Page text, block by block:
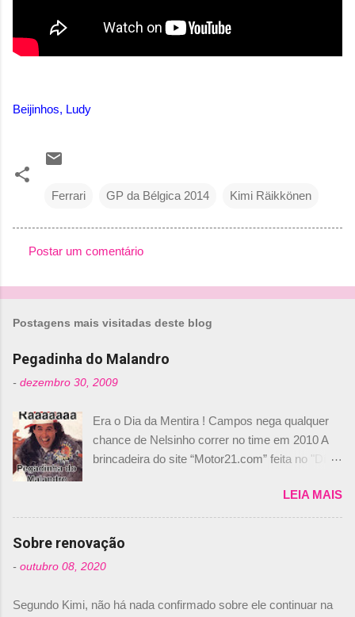
Beijinhos, Ludy
Ferrari GP da Bélgica 2014 Kimi Räikkönen
o
n
t
r
i
o
Postar um comentário
Postagens mais visitadas deste blog
Pegadinha do Malandro
- dezembro 30, 2009
Era o Dia da Mentira ! Campos nega qualquer
chance de Nelsinho correr no time em 2010 A
brincadeira do site “Motor21.com” feita no "Día
de abril –, afirmando que Nelson Piquet havia
comprado 15% das ações da Campos, dando,
com isso, um lugar no time a Nelsinho Piquet,
foi esclarecida de uma vez por todas por
Daniele Audetto, diretor da escuderia. O
não será o companheiro de Bruno Senna em
LEIA MAIS
Sobre renovação
- outubro 08, 2020
Segundo Kimi, não há nada confirmado sobre ele continuar na